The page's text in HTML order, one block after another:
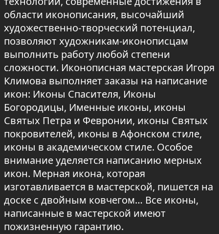
области иконописания, высочайший
художественно-творческий потенциал,
позволяют художникам-иконописцам
выполнить работу любой степени
сложности. Иконописная мастерская Игоря
Климова выполняет заказы на написание
икон: Иконы Спасителя, Иконы
Богородицы, Именные иконы, иконы
Святых Петра и Февронии, иконы Святых
покровителей, иконы в Афонском стиле,
иконы в академическом стиле. Особое
внимание уделяется написанию мерных
икон. Мерная икона, которая
изготавливается в мастерской, пишется на
доске с двойным ковчегом… Все иконы,
написанные в мастерской имеют
пожизненную гарантию.